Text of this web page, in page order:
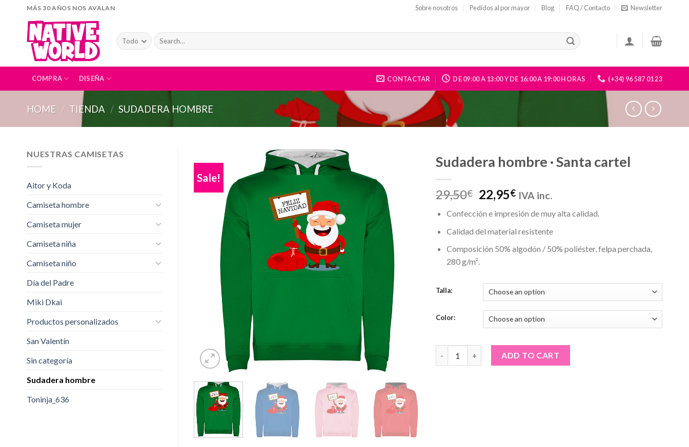
MÁS 30 AÑOS NOS AVALAN Sobre nosotros Pedidos al por mayor Blog FAQ / Contacto Newsletter
Search
for:
COMPRA DISEÑA CONTACTAR DE 09:00 A 13:00 Y DE 16:00 A 19:00 HORAS (+34) 96 587 01 23
HOME / TIENDA / SUDADERA HOMBRE
NUESTRAS CAMISETAS
Aitor y Koda
Camiseta hombre
Camiseta mujer
Camiseta niña
Camiseta niño
Día del Padre
Miki Dkai
Productos personalizados
San Valentín
Sin categoría
Sudadera hombre
Toninja_636
Sale!
Sudadera hombre · Santa cartel
29,50€ 22,95€ IVA inc.
Confección e impresión de muy alta calidad.
Calidad del material resistente
Composición 50% algodón / 50% poliéster, felpa perchada,
280 g/m².
Talla:
Color:
ADD TO CART